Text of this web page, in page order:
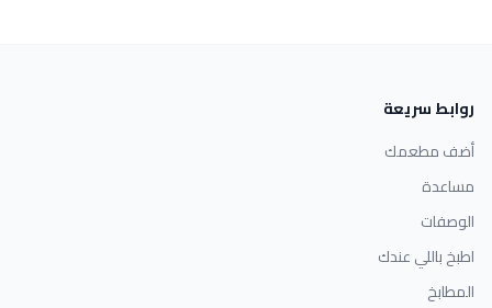
روابط سريعة
أضف مطعمك
مساعدة
الوصفات
اطبخ باللي عندك
المطابخ